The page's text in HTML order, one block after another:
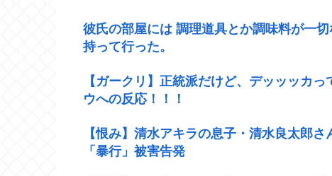
彼氏の部屋には 調理道具とか調味料が一
持って行った。
【ガークリ】正統派だけど、デッッッカ
ウへの反応！！！
【恨み】清水アキラの息子・清水良太郎
「暴行」被害告発